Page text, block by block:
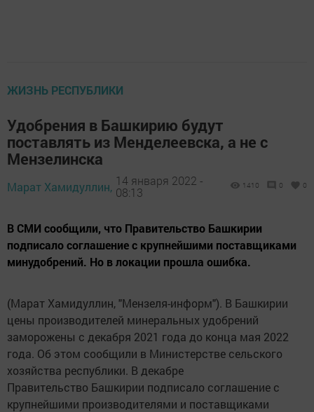
ЖИЗНЬ РЕСПУБЛИКИ
Удобрения в Башкирию будут
поставлять из Менделеевска, а не с
Мензелинска
Марат Хамидуллин, 14 января 2022 -
08:13
1410 0 0
В СМИ сообщили, что Правительство Башкирии
подписало соглашение с крупнейшими поставщиками
минудобрений. Но в локации прошла ошибка.
(Марат Хамидуллин, "Мензеля-информ"). В Башкирии
цены производителей минеральных удобрений
заморожены с декабря 2021 года до конца мая 2022
года. Об этом сообщили в Министерстве сельского
хозяйства республики. В декабре
Правительство Башкирии подписало соглашение с
крупнейшими производителями и поставщиками